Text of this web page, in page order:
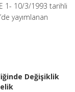
1- 10/3/1993 tarihli
yayımlanan
Değişiklik